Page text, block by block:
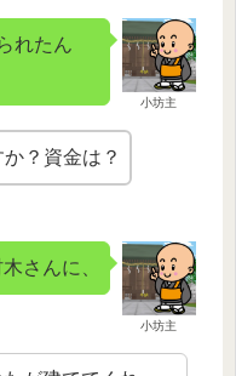
小坊主
れたん
？資金は？
小坊主
さんに、